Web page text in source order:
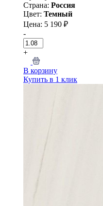
Страна: Россия
Цвет: Темный
Цена: 5 190 ₽
-
+
В корзину
Купить в 1 клик